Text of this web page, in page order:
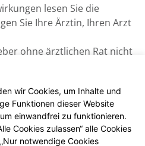
lesen Sie die
Sie Ihre Ärztin, Ihren Arzt
ohne ärztlichen Rat nicht
Packungsbeilage
Nachdruck – auch
Alle Angaben
reicht. Druckfehler
Euro inkl. MwSt.
wir Cookies, um Inhalte und
Funktionen dieser Website
einwandfrei zu funktionieren.
Cookies zulassen“ alle Cookies
notwendige Cookies